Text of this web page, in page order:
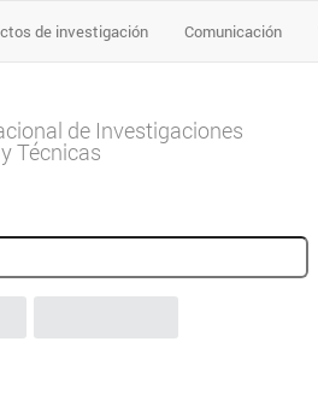
de investigación Comunicación
de Investigaciones
Técnicas